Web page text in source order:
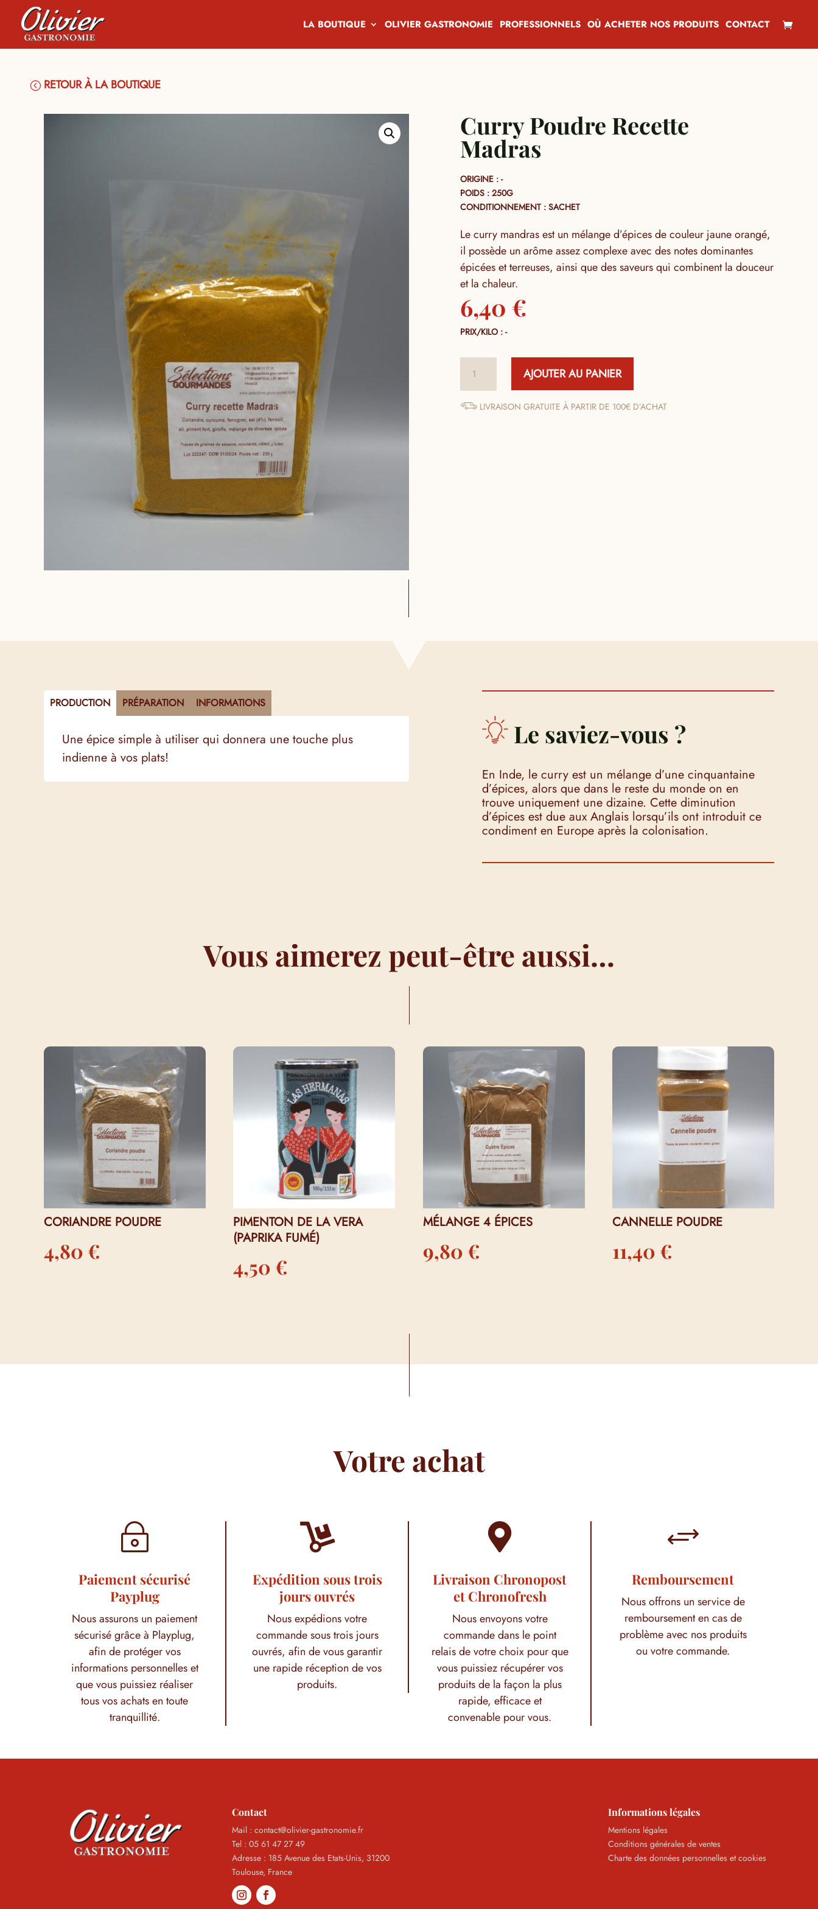
LA BOUTIQUE OLIVIER GASTRONOMIE PROFESSIONNELS OÙ ACHETER NOS PRODUITS CONTACT
RETOUR À LA BOUTIQUE
Curry Poudre Recette
Madras
ORIGINE : -
POIDS : 250G
CONDITIONNEMENT : SACHET
Le curry mandras est un mélange d’épices de couleur jaune orangé,
il possède un arôme assez complexe avec des notes dominantes
épicées et terreuses, ainsi que des saveurs qui combinent la douceur
et la chaleur.
6,40 €
PRIX/KILO : -
Curry
Poudre
AJOUTER AU PANIER
LIVRAISON GRATUITE À PARTIR DE 100€ D’ACHAT
PRODUCTION PRÉPARATION INFORMATIONS
Une épice simple à utiliser qui donnera une touche plus
indienne à vos plats!
Le saviez-vous ?
En Inde, le curry est un mélange d’une cinquantaine
d’épices, alors que dans le reste du monde on en
trouve uniquement une dizaine. Cette diminution
d’épices est due aux Anglais lorsqu’ils ont introduit ce
condiment en Europe après la colonisation.
Vous aimerez peut-être aussi…
CORIANDRE POUDRE
4,80 €
PIMENTON DE LA VERA
(PAPRIKA FUMÉ)
4,50 €
MÉLANGE 4 ÉPICES
9,80 €
CANNELLE POUDRE
11,40 €
Votre achat
~
Paiement sécurisé
Payplug
Nous assurons un paiement
sécurisé grâce à Playplug,
afin de protéger vos
informations personnelles et
que vous puissiez réaliser
tous vos achats en toute
tranquillité.

Expédition sous trois
jours ouvrés
Nous expédions votre
commande sous trois jours
ouvrés, afin de vous garantir
une rapide réception de vos
produits.

Livraison Chronopost
et Chronofresh
Nous envoyons votre
commande dans le point
relais de votre choix pour que
vous puissiez récupérer vos
produits de la façon la plus
rapide, efficace et
convenable pour vous.
+
Remboursement
Nous offrons un service de
remboursement en cas de
problème avec nos produits
ou votre commande.
Contact
Mail : contact@olivier-gastronomie.fr
Tel : 05 61 47 27 49
Adresse : 185 Avenue des Etats-Unis, 31200
Toulouse, France
Informations légales
Mentions légales
Conditions générales de ventes
Charte des données personnelles et cookies